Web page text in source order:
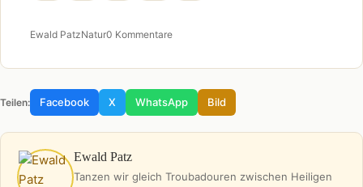
Ewald PatzNatur0 Kommentare
Teilen: Facebook X WhatsApp Bild
Ewald Patz
Tanzen wir gleich Troubadouren zwischen Heiligen